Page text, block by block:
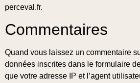
perceval.fr.
Commentaires
Quand vous laissez un commentaire
données inscrites dans le formulaire
que votre adresse IP et l’agent